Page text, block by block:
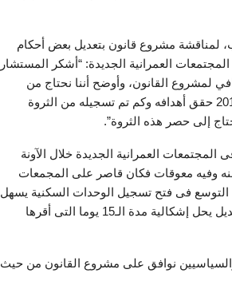
لمناقشة مشروع قانون بتعديل بعض أحكام
فى المجتمعات العمرانية الجديدة: “أشكر المستشار
لمشروع القانون، وأوضح أننا نحتاج من
الحكومة أيضا قياس الأثر التشريعي للقانون، وهل القانون الذى صدر فى 2018 حقق أهدافه وكم تم تسجيله من الثروة
إلى حصر هذه الثروة”.
العمرانية الجديدة خلال الآونة
منه وفيه معوقات فكان قاصر على المجمعات
التوسع فى فتح تسجيل الوحدات السكنية يسهل
على المواطنين فى المجتمعات العمرانية لإشهار عقاراتهم، كما أن هذا التعديل يحل إشكالية مدة الـ15 يوما التى أقرها
والسياسيين نوافق على مشروع القانون من حيث